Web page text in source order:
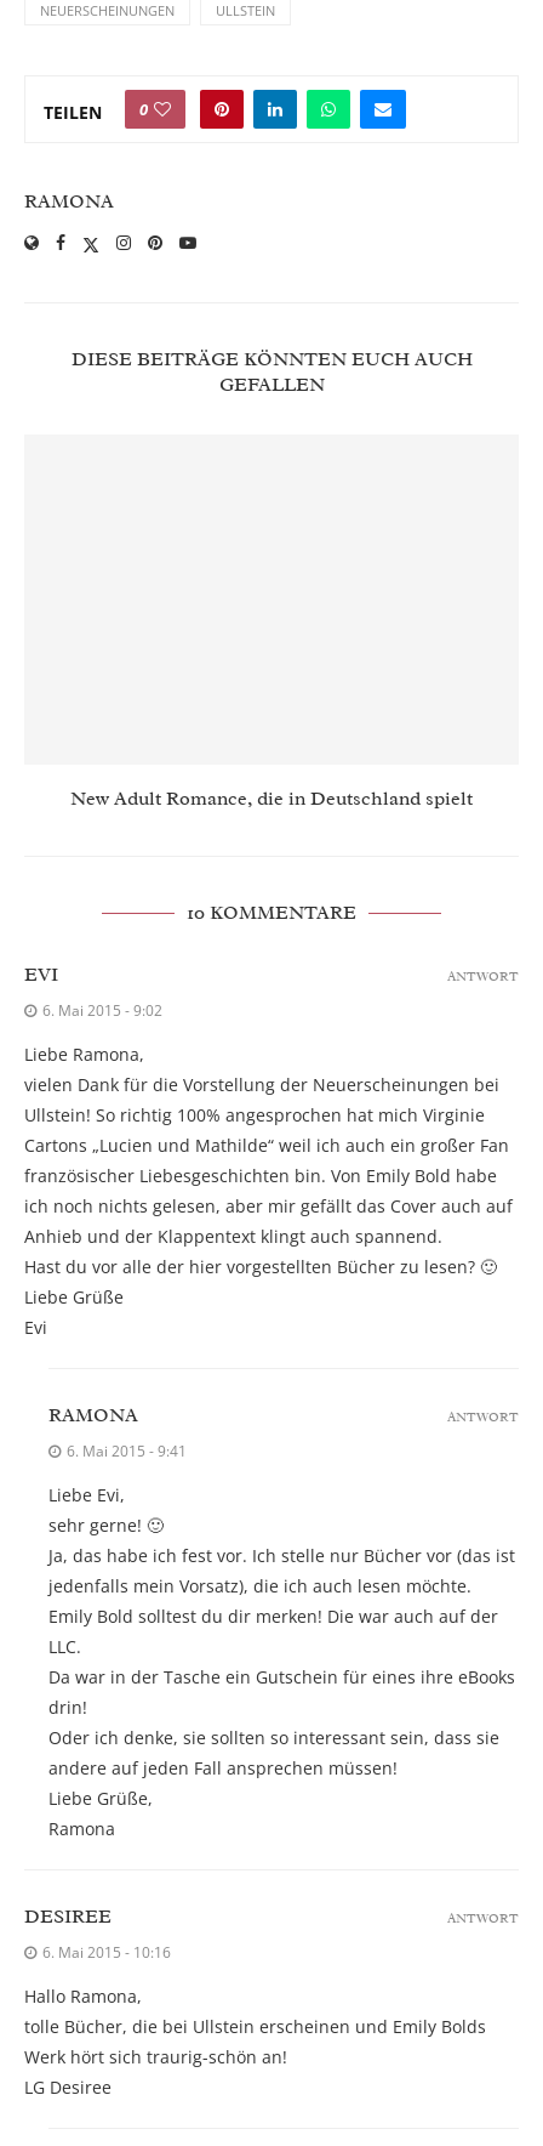
NEUERSCHEINUNGEN ULLSTEIN
TEILEN 0
RAMONA
DIESE BEITRÄGE KÖNNTEN EUCH AUCH
GEFALLEN
New Adult Romance, die in Deutschland spielt
10 KOMMENTARE
EVI
6. Mai 2015 - 9:02
Liebe Ramona,
vielen Dank für die Vorstellung der Neuerscheinungen bei
Ullstein! So richtig 100% angesprochen hat mich Virginie
Cartons „Lucien und Mathilde“ weil ich auch ein großer Fan
französischer Liebesgeschichten bin. Von Emily Bold habe
ich noch nichts gelesen, aber mir gefällt das Cover auch auf
Anhieb und der Klappentext klingt auch spannend.
Hast du vor alle der hier vorgestellten Bücher zu lesen? 🙂
Liebe Grüße
Evi
ANTWORT
RAMONA
6. Mai 2015 - 9:41
Liebe Evi,
sehr gerne! 🙂
Ja, das habe ich fest vor. Ich stelle nur Bücher vor (das ist
jedenfalls mein Vorsatz), die ich auch lesen möchte.
Emily Bold solltest du dir merken! Die war auch auf der
LLC.
Da war in der Tasche ein Gutschein für eines ihre eBooks
drin!
Oder ich denke, sie sollten so interessant sein, dass sie
andere auf jeden Fall ansprechen müssen!
Liebe Grüße,
Ramona
ANTWORT
DESIREE
6. Mai 2015 - 10:16
Hallo Ramona,
tolle Bücher, die bei Ullstein erscheinen und Emily Bolds
Werk hört sich traurig-schön an!
LG Desiree
ANTWORT